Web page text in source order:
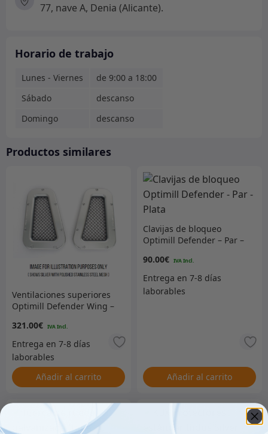
77, nave A, Denia (Alicante).
Horario de trabajo
Lunes - Viernes
de 9:00 a 18:00
Sábado
descanso
Domingo
descanso
Productos similares
Ventilaciones superiores
Optimill Defender Wing –
321.00€
Añadir al carrito
Clavijas de bloqueo
Optimill Defender – Par –
90.00€
Añadir al carrito